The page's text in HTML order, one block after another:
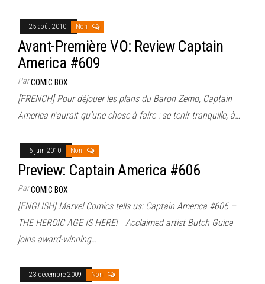
25 août 2010 Non
Avant-Première VO: Review Captain
America #609
ParCOMIC BOX
[FRENCH] Pour déjouer les plans du Baron Zemo, Captain
America n’aurait qu’une chose à faire : se tenir tranquille, à…
6 juin 2010 Non
Preview: Captain America #606
ParCOMIC BOX
[ENGLISH] Marvel Comics tells us: Captain America #606 –
THE HEROIC AGE IS HERE! Acclaimed artist Butch Guice
joins award-winning…
23 décembre 2009 Non